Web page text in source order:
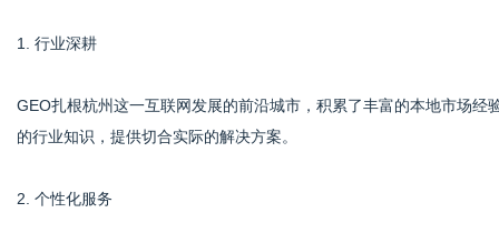
1. 行业深耕
GEO扎根杭州这一互联网发展的前沿城市，积累了丰富的本地市场
的行业知识，提供切合实际的解决方案。
2. 个性化服务